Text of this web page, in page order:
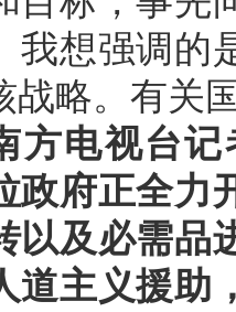
我想强调的
战略。有关
方电视台
政府正全力
以及必需品
道主义援助